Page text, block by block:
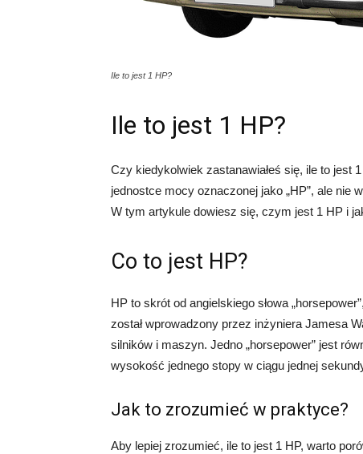
Ile to jest 1 HP?
Ile to jest 1 HP?
Czy kiedykolwiek zastanawiałeś się, ile to jest
jednostce mocy oznaczonej jako „HP”, ale nie
W tym artykule dowiesz się, czym jest 1 HP i
Co to jest HP?
HP to skrót od angielskiego słowa
został wprowadzony przez inżyniera Jamesa
silników i maszyn. Jedno „horsepower” jest
wysokość jednego stopy w ciągu jednej
Jak to zrozumieć w praktyce?
Aby lepiej zrozumieć, ile to jest 1 HP, warto